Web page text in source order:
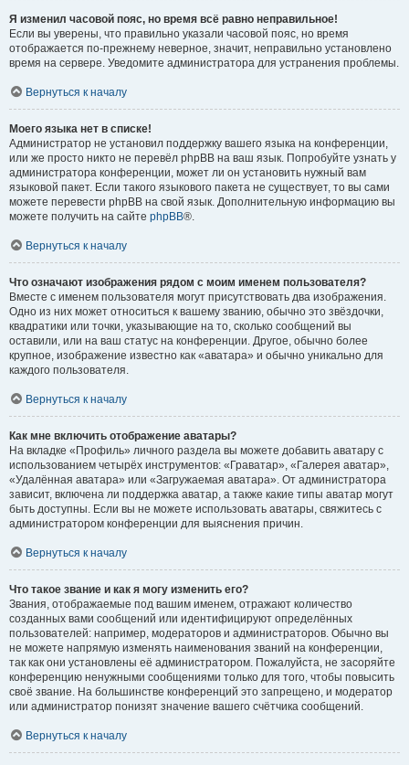
Я изменил часовой пояс, но время всё равно неправильное!
Если вы уверены, что правильно указали часовой пояс, но время
отображается по-прежнему неверное, значит, неправильно установлено
время на сервере. Уведомите администратора для устранения проблемы.
Вернуться к началу
Моего языка нет в списке!
Администратор не установил поддержку вашего языка на конференции,
или же просто никто не перевёл phpBB на ваш язык. Попробуйте узнать у
администратора конференции, может ли он установить нужный вам
языковой пакет. Если такого языкового пакета не существует, то вы сами
можете перевести phpBB на свой язык. Дополнительную информацию вы
можете получить на сайте phpBB®.
Вернуться к началу
Что означают изображения рядом с моим именем пользователя?
Вместе с именем пользователя могут присутствовать два изображения.
Одно из них может относиться к вашему званию, обычно это звёздочки,
квадратики или точки, указывающие на то, сколько сообщений вы
оставили, или на ваш статус на конференции. Другое, обычно более
крупное, изображение известно как «аватара» и обычно уникально для
каждого пользователя.
Вернуться к началу
Как мне включить отображение аватары?
На вкладке «Профиль» личного раздела вы можете добавить аватару с
использованием четырёх инструментов: «Граватар», «Галерея аватар»,
«Удалённая аватара» или «Загружаемая аватара». От администратора
зависит, включена ли поддержка аватар, а также какие типы аватар могут
быть доступны. Если вы не можете использовать аватары, свяжитесь с
администратором конференции для выяснения причин.
Вернуться к началу
Что такое звание и как я могу изменить его?
Звания, отображаемые под вашим именем, отражают количество
созданных вами сообщений или идентифицируют определённых
пользователей: например, модераторов и администраторов. Обычно вы
не можете напрямую изменять наименования званий на конференции,
так как они установлены её администратором. Пожалуйста, не засоряйте
конференцию ненужными сообщениями только для того, чтобы повысить
своё звание. На большинстве конференций это запрещено, и модератор
или администратор понизят значение вашего счётчика сообщений.
Вернуться к началу